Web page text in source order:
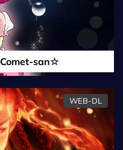
san☆
WEB-DL